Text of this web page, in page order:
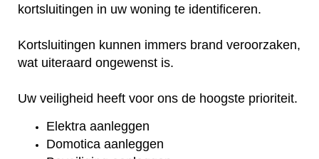
kortsluitingen in uw woning te identificeren.
Kortsluitingen kunnen immers brand veroorzaken,
wat uiteraard ongewenst is.
Uw veiligheid heeft voor ons de hoogste prioriteit.
Elektra aanleggen
Domotica aanleggen